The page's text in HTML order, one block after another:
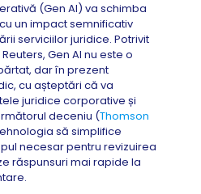
(Gen AI) va schimba
un impact semnificativ
serviciilor juridice. Potrivit
Gen AI nu este o
dar în prezent
cu așteptări că va
juridice corporative și
deceniu (Thomson
să simplifice
necesar pentru revizuirea
răspunsuri mai rapide la